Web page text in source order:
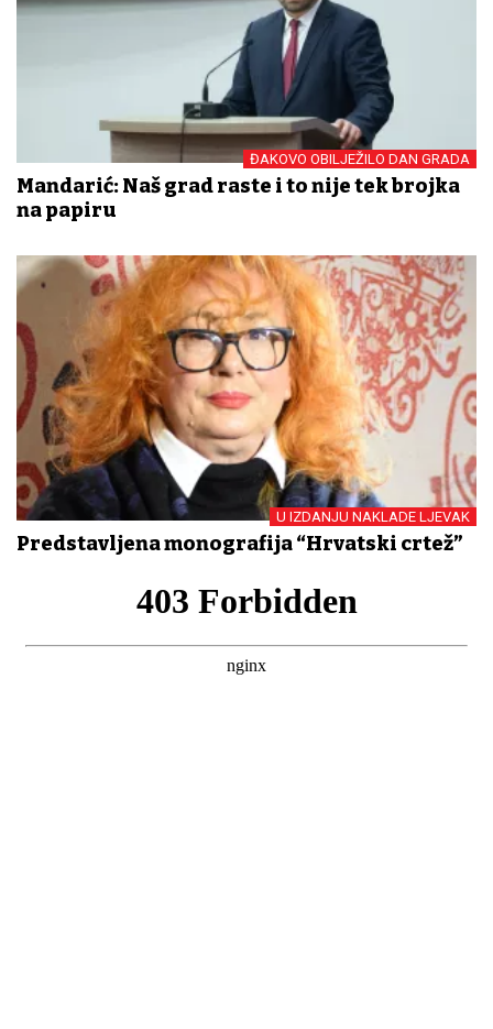
ĐAKOVO OBILJEŽILO DAN GRADA
Mandarić: Naš grad raste i to nije tek brojka
na papiru
U IZDANJU NAKLADE LJEVAK
Predstavljena monografija “Hrvatski crtež”